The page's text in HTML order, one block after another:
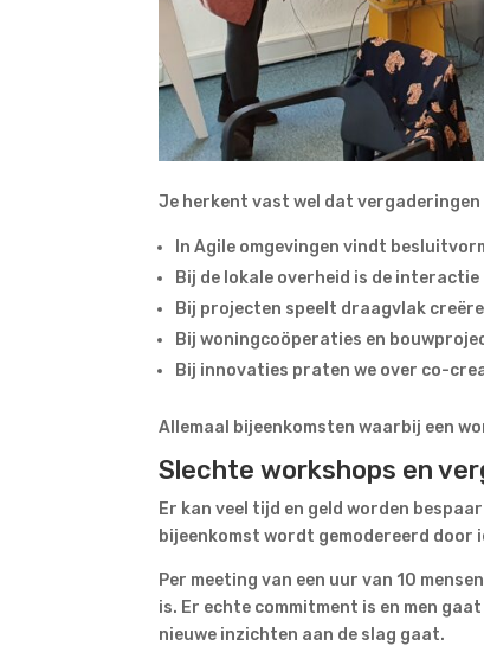
Je herkent vast wel dat
In Agile omgevingen vindt
Bij de lokale overheid is de
Bij projecten speelt draagvlak
Bij woningcoöperaties en
Bij innovaties praten we over co-
Allemaal bijeenkomsten waarbij een
Slechte workshops en
Er kan veel tijd en geld worden
bijeenkomst wordt gemodereerd
Per meeting van een uur van 10
is. Er echte commitment is en men
nieuwe inzichten aan de slag gaat.